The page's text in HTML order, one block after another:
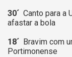
30´ Canto para a
afastar a bola
18´
Bravim com
Portimonense